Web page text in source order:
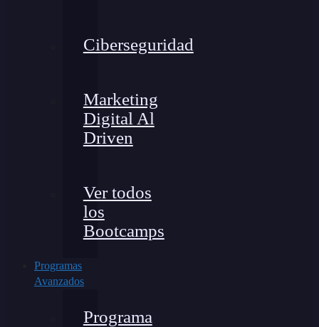
Ciberseguridad
Marketing
Digital Al
Driven
Ver todos
los
Bootcamps
Programas
Avanzados
Programa